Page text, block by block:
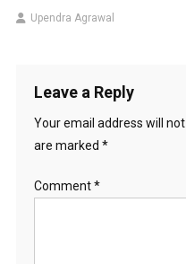
Upendra Agrawal
Leave a Reply
Your email address will not
are marked *
Comment*